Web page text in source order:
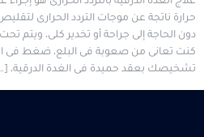
حرارة ناتجة عن موجات التردد الحرارى
دون الحاجة إلى جراحة أو تخدير كلى، ويتم
كنت تعانى من صعوبة فى البلع، ضغط فى
تشخيصك بعقد حميدة فى الغدة الدرقية،